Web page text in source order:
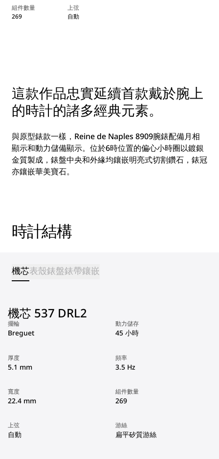
組件數量
269
上弦
自動
這款作品忠實延續首款戴於腕上
的時計的諸多經典元素。
與原型錶款一樣，Reine de Naples 8909腕錶配備月相
顯示和動力儲備顯示。位於6時位置的偏心小時圈以鍍銀
金質製成，錶盤中央和外緣均鑲嵌明亮式切割鑽石，錶冠
亦鑲嵌華美寶石。
時計結構
機芯表殼錶盤錶帶鑲嵌
機芯 537 DRL2
擺輪
Breguet
動力儲存
45 小時
厚度
5.1 mm
頻率
3.5 Hz
寬度
22.4 mm
組件數量
269
上弦
自動
游絲
扁平矽質游絲